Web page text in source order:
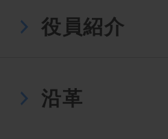
役員紹介
沿革